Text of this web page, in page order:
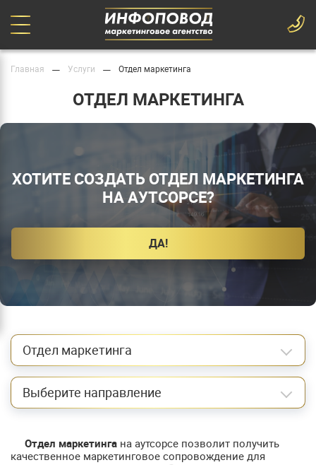
Главная — Услуги — Отдел маркетинга
ОТДЕЛ МАРКЕТИНГА
ХОТИТЕ СОЗДАТЬ ОТДЕЛ МАРКЕТИНГА
НА АУТСОРСЕ?
ДА!
Отдел маркетинга
Выберите направление
Отдел маркетинга на аутсорсе позволит получить
качественное маркетинговое сопровождение для